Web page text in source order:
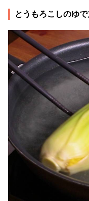
とうもろこしのゆ